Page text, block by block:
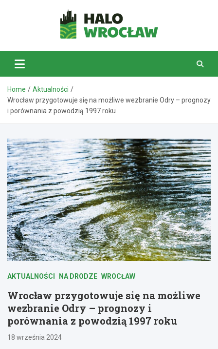
HaloWrocław.pl
Home
Aktualności
Wrocław przygotowuje się na możliwe wezbranie Odry – prognozy
i porównania z powodzią 1997 roku
AKTUALNOŚCI NA DRODZE WROCŁAW
Wrocław przygotowuje się na możliwe
wezbranie Odry – prognozy i
porównania z powodzią 1997 roku
18 września 2024